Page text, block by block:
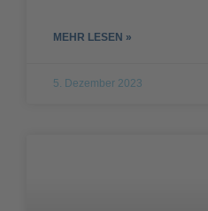
MEHR LESEN »
5. Dezember 2023